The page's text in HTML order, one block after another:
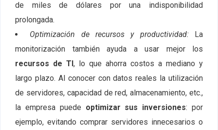
de miles de dólares por una indisponibilidad
prolongada.
Optimización de recursos y productividad:La
monitorización también ayuda a usar mejor los
recursos de TI , lo que ahorra costos a mediano y
largo plazo. Al conocer con datos reales la utilización
de servidores, capacidad de red, almacenamiento, etc.,
la empresa puede optimizar sus inversiones: por
ejemplo, evitando comprar servidores innecesarios o